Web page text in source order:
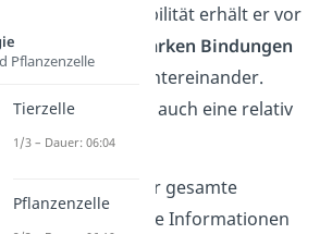
Gebilde. Diese Stabilität erhält er vor
allem durch die
starken Bindungen
der Bestandteile untereinander.
Dadurch besitzt er auch eine relativ
hohe Dichte.
Aufgebaut wird der gesamte
Nucleolus durch die Informationen
Pflanzenzelle
Tierzelle
1/3 – Dauer: 06:04
Pflanzenzelle